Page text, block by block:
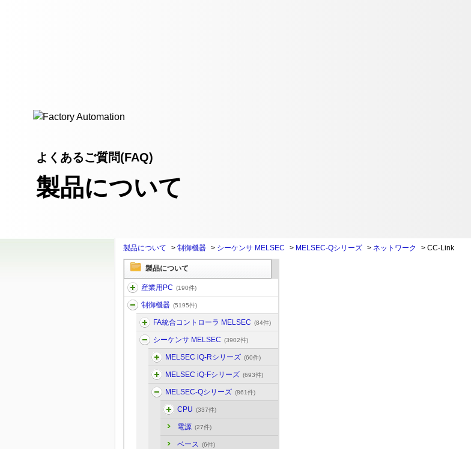
よくあるご質問(FAQ)
製品について
製品について > 制御機器 > シーケンサ MELSEC > MELSEC-Qシリーズ > ネットワーク > CC-Link
製品について
産業用PC (190件)
制御機器 (5195件)
FA統合コントローラ MELSEC (84件)
シーケンサ MELSEC (3902件)
MELSEC iQ-Rシリーズ (60件)
MELSEC iQ-Fシリーズ (693件)
MELSEC-Qシリーズ (861件)
CPU (337件)
電源 (27件)
ベース (6件)